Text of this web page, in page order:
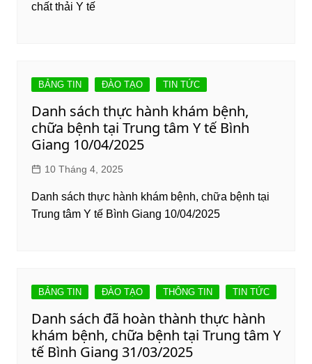
chất thải Y tế
BẢNG TIN ĐÀO TẠO TIN TỨC
Danh sách thực hành khám bệnh,
chữa bệnh tại Trung tâm Y tế Bình
Giang 10/04/2025
10 Tháng 4, 2025
Danh sách thực hành khám bệnh, chữa bệnh tại
Trung tâm Y tế Bình Giang 10/04/2025
BẢNG TIN ĐÀO TẠO THÔNG TIN TIN TỨC
Danh sách đã hoàn thành thực hành
khám bệnh, chữa bệnh tại Trung tâm Y
tế Bình Giang 31/03/2025